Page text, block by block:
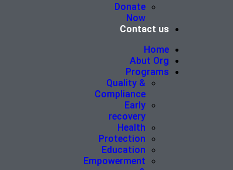
Donate
Now
Contact us
Home
Abut Org
Programs
Quality &
Compliance
Early
recovery
Health
Protection
Education
Empowerment